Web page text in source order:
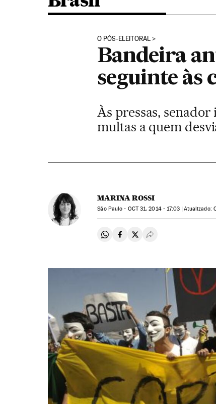
O PÓS-ELEITORAL
Bandeira
seguinte às
Às pressas,
multas a quem
MARINA ROSSI
São Paulo - OCT31, 2014 - 17:03 atualizado:
Compartir en Whatsapp
Compartir en Facebook
Compartir en Twitter
Desplegar Redes